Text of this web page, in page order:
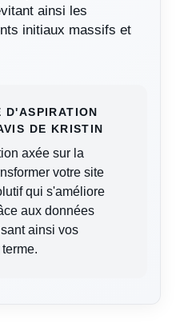
ainsi les
initiaux massifs et
D'ASPIRATION
DE KRISTIN
axée sur la
votre site
qui s'améliore
aux données
ainsi vos